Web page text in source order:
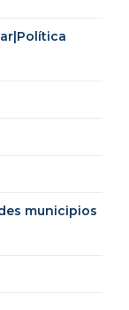
municipios